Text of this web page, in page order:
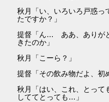
秋月「い、いろいろ戸惑
たですか？」
提督「ん… ああ、あり
きたのか」
秋月「こーら？」
提督「その飲み物だよ、初
秋月「はい、これ、とっ
しててとっても…」